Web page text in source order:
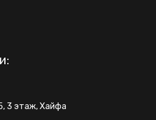
показатель не
ваш подоходный
рекомендовано
3 этаж, Хайфа